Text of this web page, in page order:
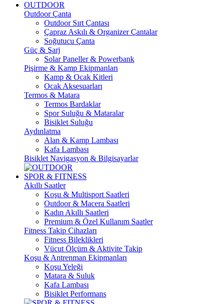
OUTDOOR
Outdoor Çanta
Outdoor Sırt Çantası
Çapraz Askılı & Organizer Çantalar
Soğutucu Çanta
Güç & Şarj
Solar Paneller & Powerbank
Pişirme & Kamp Ekipmanları
Kamp & Ocak Kitleri
Ocak Aksesuarları
Termos & Matara
Termos Bardaklar
Spor Suluğu & Mataralar
Bisiklet Suluğu
Aydınlatma
Alan & Kamp Lambası
Kafa Lambası
Bisiklet Navigasyon & Bilgisayarlar
SPOR & FITNESS
Akıllı Saatler
Koşu & Multisport Saatleri
Outdoor & Macera Saatleri
Kadın Akıllı Saatleri
Premium & Özel Kullanım Saatler
Fitness Takip Cihazları
Fitness Bileklikleri
Vücut Ölçüm & Aktivite Takip
Koşu & Antrenman Ekipmanları
Koşu Yeleği
Matara & Suluk
Kafa Lambası
Bisiklet Performans